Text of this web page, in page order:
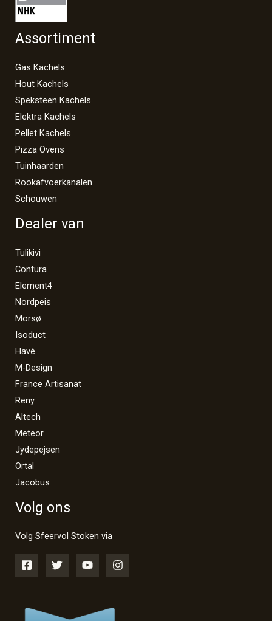
Assortiment
Gas Kachels
Hout Kachels
Speksteen Kachels
Elektra Kachels
Pellet Kachels
Pizza Ovens
Tuinhaarden
Rookafvoerkanalen
Schouwen
Dealer van
Tulikivi
Contura
Element4
Nordpeis
Morsø
Isoduct
Havé
M-Design
France Artisanat
Reny
Altech
Meteor
Jydepejsen
Ortal
Jacobus
Volg ons
Volg Sfeervol Stoken via